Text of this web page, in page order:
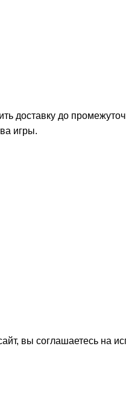
доставку до
игры.
вы соглашаетесь на